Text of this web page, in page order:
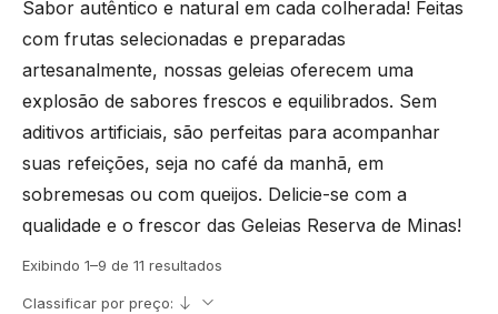
Sabor autêntico e natural em cada colherada! Feitas
com frutas selecionadas e preparadas
artesanalmente, nossas geleias oferecem uma
explosão de sabores frescos e equilibrados. Sem
aditivos artificiais, são perfeitas para acompanhar
suas refeições, seja no café da manhã, em
sobremesas ou com queijos. Delicie-se com a
qualidade e o frescor das Geleias Reserva de Minas!
Exibindo 1–9 de 11 resultados
Classificar por preço: